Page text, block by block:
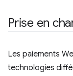
Prise en
Les paiements
technologies